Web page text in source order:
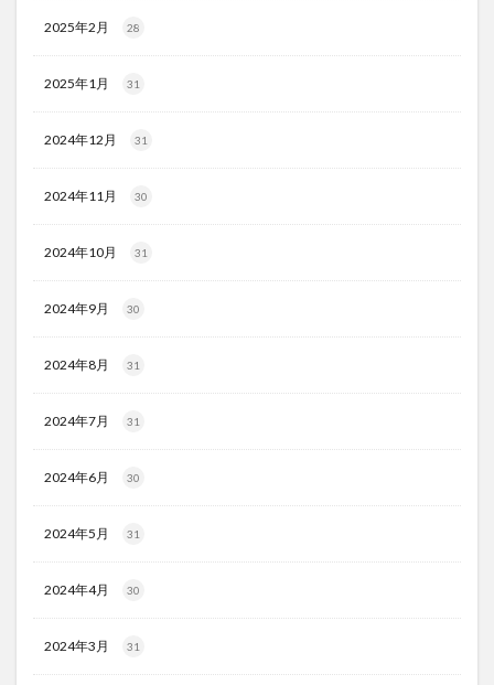
2025年2月 28
2025年1月 31
2024年12月 31
2024年11月 30
2024年10月 31
2024年9月 30
2024年8月 31
2024年7月 31
2024年6月 30
2024年5月 31
2024年4月 30
2024年3月 31